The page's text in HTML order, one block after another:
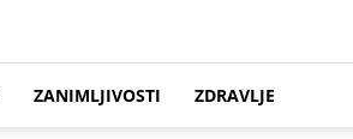
ZANIMLJIVOSTI ZDRAVLJE